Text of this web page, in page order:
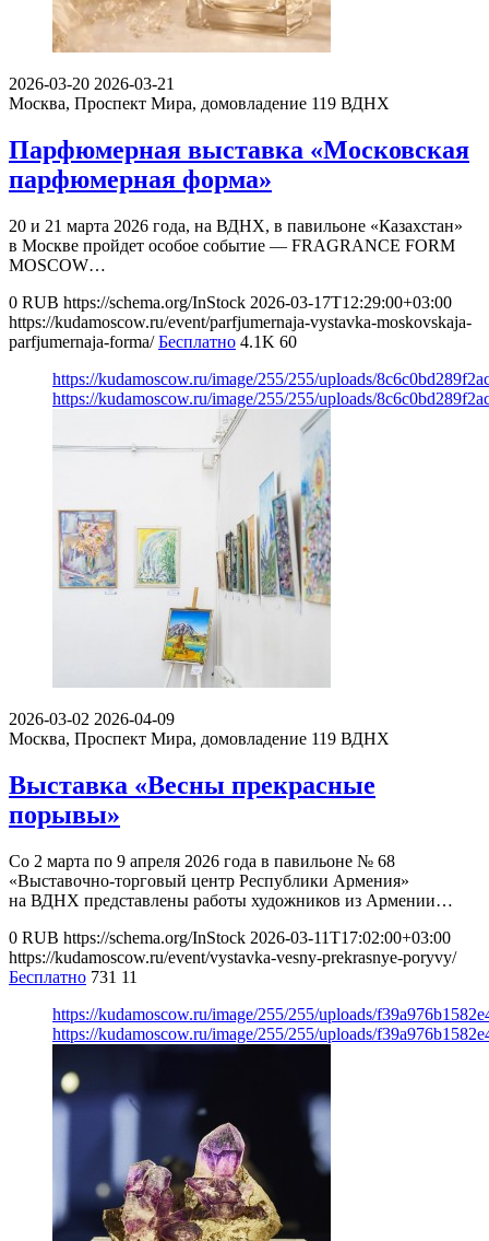
2026-03-20 2026-03-21
Москва, Проспект Мира, домовладение 119 ВДНХ
Парфюмерная выставка «Московская
парфюмерная форма»
20 и 21 марта 2026 года, на ВДНХ, в павильоне «Казахстан»
в Москве пройдет особое событие — FRAGRANCE FORM
MOSCOW…
0 RUB https://schema.org/InStock 2026-03-17T12:29:00+03:00
https://kudamoscow.ru/event/parfjumernaja-vystavka-moskovskaja-
parfjumernaja-forma/ Бесплатно 4.1K 60
https://kudamoscow.ru/image/255/255/uploads/
https://kudamoscow.ru/image/255/255/uploads/
2026-03-02 2026-04-09
Москва, Проспект Мира, домовладение 119 ВДНХ
Выставка «Весны прекрасные
порывы»
Со 2 марта по 9 апреля 2026 года в павильоне № 68
«Выставочно-торговый центр Республики Армения»
на ВДНХ представлены работы художников из Армении…
0 RUB https://schema.org/InStock 2026-03-11T17:02:00+03:00
https://kudamoscow.ru/event/vystavka-vesny-prekrasnye-poryvy/
Бесплатно 731 11
https://kudamoscow.ru/image/255/255/uploads/
https://kudamoscow.ru/image/255/255/uploads/